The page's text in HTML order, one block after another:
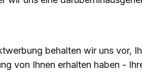
behalten wir uns vor,
von Ihnen erhalten haben -